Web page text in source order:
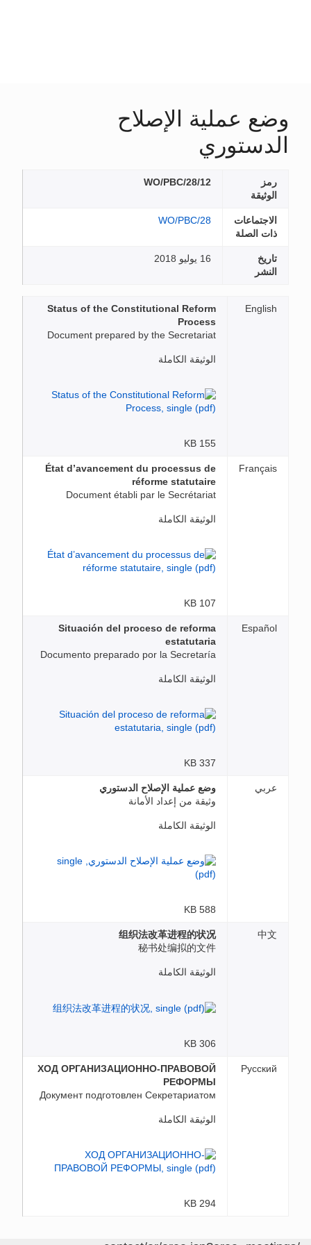
وضع عملية الإصلاح
الدستوري
رمز
الوثيقة
WO/PBC/28/12
الاجتماعات
ذات الصلة
WO/PBC/28
تاريخ
النشر
16 يوليو 2018
English
Status of the Constitutional Reform
Process
Document prepared by the Secretariat
الوثيقة الكاملة
155 KB
Français
État d’avancement du processus de
réforme statutaire
Document établi par le Secrétariat
الوثيقة الكاملة
107 KB
Español
Situación del proceso de reforma
estatutaria
Documento preparado por la Secretaría
الوثيقة الكاملة
337 KB
عربي
وضع عملية الإصلاح الدستوري
وثيقة من إعداد الأمانة
الوثيقة الكاملة
588 KB
中文
组织法改革进程的状况
秘书处编拟的文件
الوثيقة الكاملة
306 KB
Русский
ХОД ОРГАНИЗАЦИОННО-ПРАВОВОЙ
РЕФОРМЫ
Документ подготовлен Секретариатом
الوثيقة الكاملة
294 KB